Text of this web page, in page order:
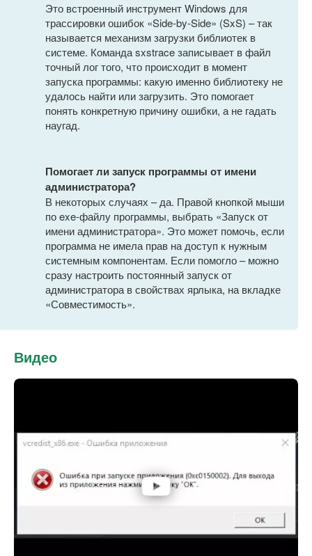
Это встроенный инструмент Windows для
трассировки ошибок «Side-by-Side» (SxS) – так
называется механизм загрузки библиотек в
системе. Команда sxstrace записывает в файл
точный лог того, что происходит в момент
запуска программы: какую именно библиотеку не
удалось найти или загрузить. Это помогает
понять конкретную причину ошибки, а не гадать
наугад.
Помогает ли запуск программы от имени
администратора?
В некоторых случаях – да. Правой кнопкой мыши
по exe-файлу программы, выбрать «Запуск от
имени администратора». Это может помочь, если
программа не имела прав на доступ к нужным
системным компонентам. Если помогло – можно
сразу настроить постоянный запуск от
администратора в свойствах ярлыка, на вкладке
«Совместимость».
Видео